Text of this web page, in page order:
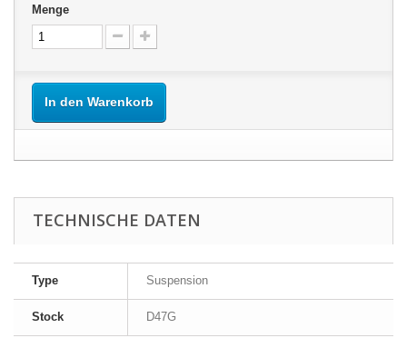
Menge
In den Warenkorb
TECHNISCHE DATEN
Type Suspension
Stock D47G